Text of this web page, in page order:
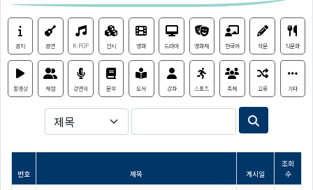
공지 공연 K-POP 전시 영화 드라마 영화제 한국어 작문 식문화
동영상 체험 강연회 문학 도서 강좌 스포츠 축제 교류 기타
번호 제목 게시일
조회
수